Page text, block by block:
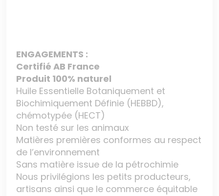
ENGAGEMENTS :
Certifié AB France
Produit 100% naturel
Huile Essentielle Botaniquement et
Biochimiquement Définie (HEBBD),
chémotypée (HECT)
Non testé sur les animaux
Matières premières conformes au respect
de l’environnement
Sans matière issue de la pétrochimie
Nous privilégions les petits producteurs,
artisans ainsi que le commerce équitable